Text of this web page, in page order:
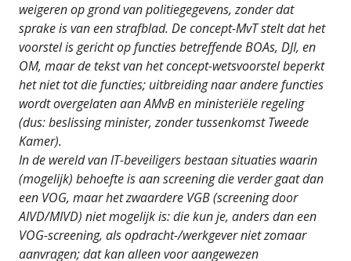
weigeren op grond van politiegegevens, zonder dat
sprake is van een strafblad. De concept-MvT stelt dat het
voorstel is gericht op functies betreffende BOAs, DJI, en
OM, maar de tekst van het concept-wetsvoorstel beperkt
het niet tot die functies; uitbreiding naar andere functies
wordt overgelaten aan AMvB en ministeriële regeling
(dus: beslissing minister, zonder tussenkomst Tweede
Kamer).
In de wereld van IT-beveiligers bestaan situaties waarin
(mogelijk) behoefte is aan screening die verder gaat dan
een VOG, maar het zwaardere VGB (screening door
AIVD/MIVD) niet mogelijk is: die kun je, anders dan een
VOG-screening, als opdracht-/werkgever niet zomaar
aanvragen; dat kan alleen voor aangewezen